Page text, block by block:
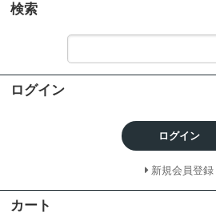
検索
ログイン
ログイン
新規会員登録
カート